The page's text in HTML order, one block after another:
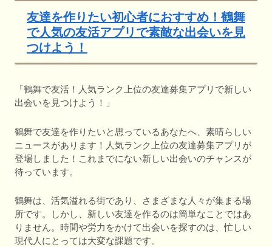
友達を作りたい初心者におすすめ！鶴舞
で人気の友活アプリで素敵な出会いを見
つけよう！
「鶴舞で友活！人気ランク上位の友達募集アプリで新しい
出会いを見つけよう！」
鶴舞で友達を作りたいと思っているあなたへ、素晴らしい
ニュースがあります！人気ランク上位の友達募集アプリが
登場しました！これまでにない新しい出会いのチャンスが
待っています。
鶴舞は、活気溢れる街であり、さまざまな人々が集まる場
所です。しかし、新しい友達を作るのは簡単なことではあ
りません。時間や労力をかけて出会いを探すのは、忙しい
現代人にとっては大変な課題です。